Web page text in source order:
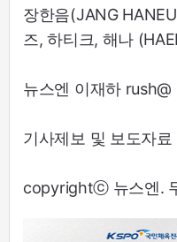
장한음(JANG
즈, 하티크, 해나
뉴스엔 이재하 rush@
기사제보 및 보도자
copyrightⓒ 뉴스엔.